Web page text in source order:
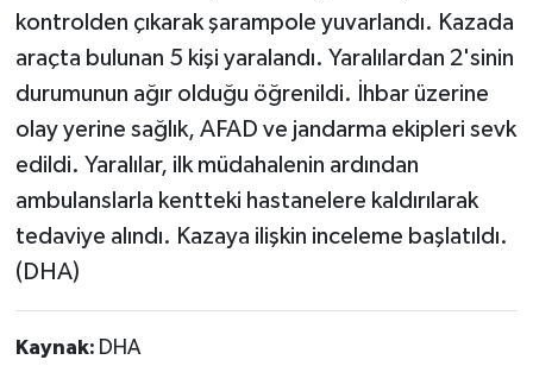
kontrolden çıkarak şarampole yuvarlandı. Kazada
araçta bulunan 5 kişi yaralandı. Yaralılardan 2'sinin
durumunun ağır olduğu öğrenildi. İhbar üzerine
olay yerine sağlık, AFAD ve jandarma ekipleri sevk
edildi. Yaralılar, ilk müdahalenin ardından
ambulanslarla kentteki hastanelere kaldırılarak
tedaviye alındı. Kazaya ilişkin inceleme başlatıldı.
(DHA)
Kaynak: DHA